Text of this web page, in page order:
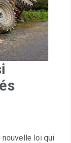
loi qui